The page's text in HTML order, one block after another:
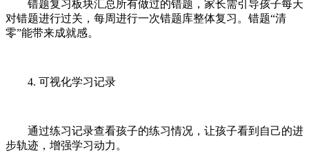
错题复习板块汇总所有做过的错题，家长需引导孩子每天
对错题进行过关，每周进行一次错题库整体复习。错题“清
零”能带来成就感。
4. 可视化学习记录
通过练习记录查看孩子的练习情况，让孩子看到自己的进
步轨迹，增强学习动力。